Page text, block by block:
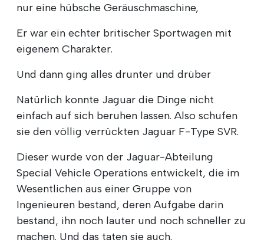
nur eine hübsche Geräuschmaschine,
Er war ein echter britischer Sportwagen mit
eigenem Charakter.
Und dann ging alles drunter und drüber
Natürlich konnte Jaguar die Dinge nicht
einfach auf sich beruhen lassen. Also schufen
sie den völlig verrückten Jaguar F-Type SVR.
Dieser wurde von der Jaguar-Abteilung
Special Vehicle Operations entwickelt, die im
Wesentlichen aus einer Gruppe von
Ingenieuren bestand, deren Aufgabe darin
bestand, ihn noch lauter und noch schneller zu
machen. Und das taten sie auch.